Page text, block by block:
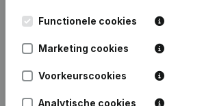
Publicatiesvan WOW
Functionele cookies
Marketing cookies
Voorkeurscookies
Analytische cookies